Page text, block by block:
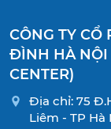
CÔNG TY CỔ
ĐÌNH HÀ NỘI
CENTER)
Địa chỉ: 75
Liêm - TP Hà